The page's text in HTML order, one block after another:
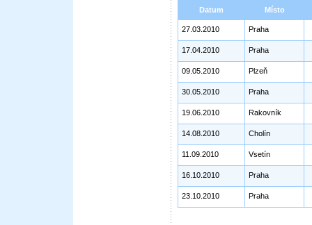
Datum Místo
27.03.2010 Praha
17.04.2010 Praha
09.05.2010 Plzeň
30.05.2010 Praha
19.06.2010 Rakovník
14.08.2010 Cholín
11.09.2010 Vsetín
16.10.2010 Praha
23.10.2010 Praha